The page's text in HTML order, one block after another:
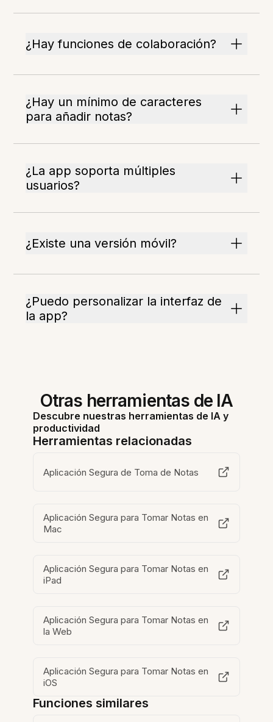
¿Hay funciones de colaboración?
¿Hay un mínimo de caracteres
para añadir notas?
¿La app soporta múltiples
usuarios?
¿Existe una versión móvil?
¿Puedo personalizar la interfaz de
la app?
Otras herramientas de IA
Descubre nuestras herramientas de IA y
productividad
Herramientas relacionadas
Aplicación Segura de Toma de Notas
Aplicación Segura para Tomar Notas en
Mac
Aplicación Segura para Tomar Notas en
iPad
Aplicación Segura para Tomar Notas en
la Web
Aplicación Segura para Tomar Notas en
iOS
Funciones similares